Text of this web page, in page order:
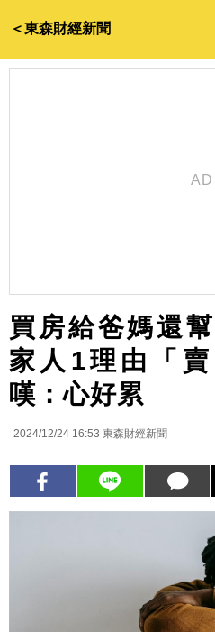
＜東森財經新聞
買房給爸媽還
家人1理由「
嘆：心好累
2024/12/24 16:53 東森財經新聞